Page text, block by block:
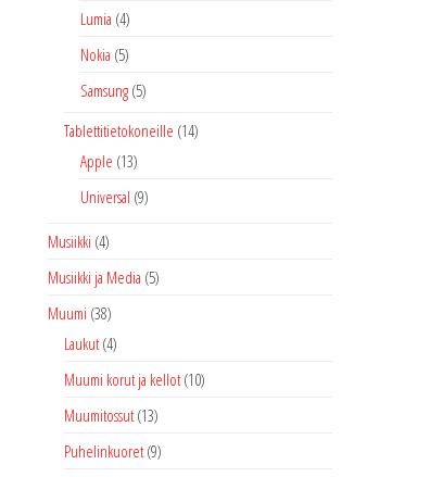
Lumia (4)
Nokia (5)
Samsung (5)
Tablettitietokoneille (14)
Apple (13)
Universal (9)
Musiikki (4)
Musiikki ja Media (5)
Muumi (38)
Laukut (4)
Muumi korut ja kellot (10)
Muumitossut (13)
Puhelinkuoret (9)